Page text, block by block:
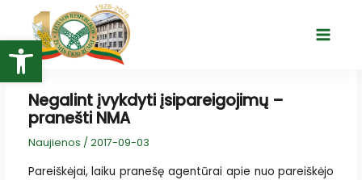
Open toolbar
turinio
Main
Negalint įvykdyti įsipareigojimų –
pranešti NMA
Naujienos / 2017-09-03
Pareiškėjai, laiku pranešę agentūrai apie nuo pareiškėjo